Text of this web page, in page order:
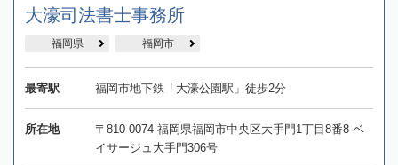
大濠司法書士事務所
福岡県 福岡市
最寄駅 福岡市地下鉄「大濠公園駅」徒歩2分
所在地
〒810-0074 福岡県福岡市中央区大手門1丁目8番8 ベ
イサージュ大手門306号